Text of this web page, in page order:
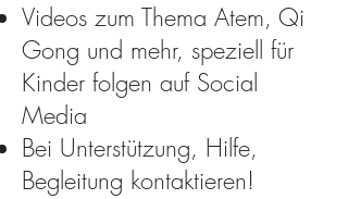
Videos zum Thema Atem, Qi
Gong und mehr, speziell für
Kinder folgen auf Social
Media
Bei Unterstützung, Hilfe,
Begleitung kontaktieren!